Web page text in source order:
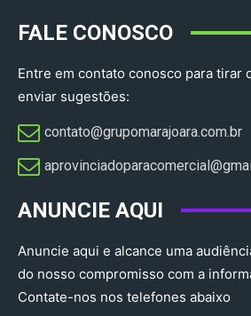
FALE CONOSCO
Entre em contato conosco para tirar
enviar sugestões:
contato@grupomarajoara.com.br
ANUNCIE AQUI
Anuncie aqui e alcance uma
do nosso compromisso com a
Contate-nos nos telefones abaixo